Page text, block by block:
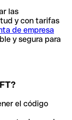
las
y con tarifas
de empresa
y segura para
el código